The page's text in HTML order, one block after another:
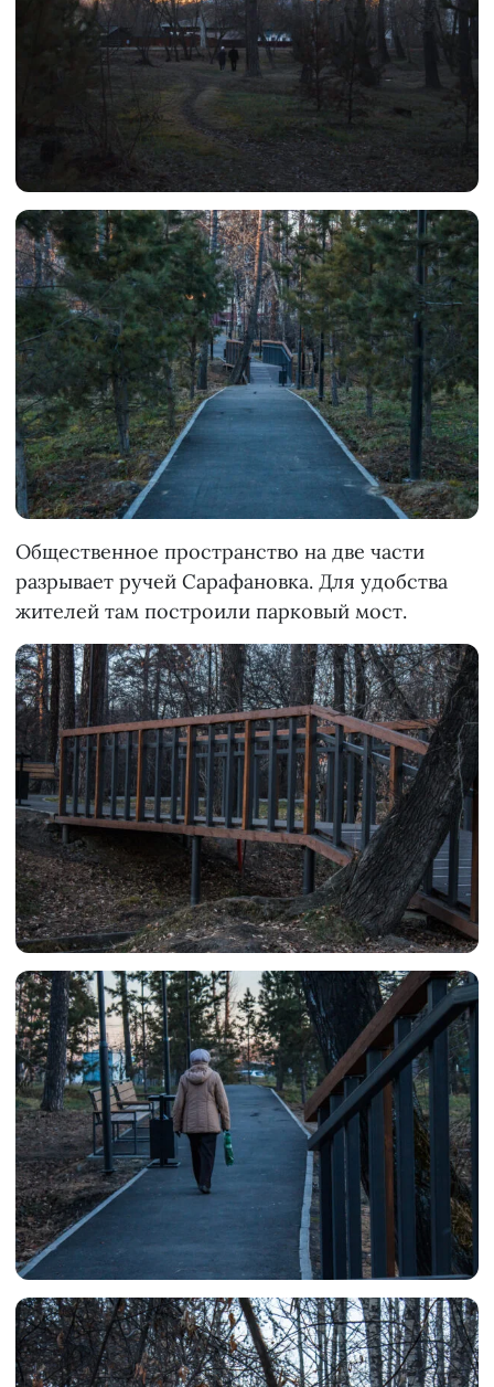
Общественное пространство на две части
разрывает ручей Сарафановка. Для удобства
жителей там построили парковый мост.